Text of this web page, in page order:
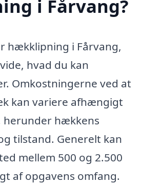
i Fårvang?
hækklipning i Fårvang,
hvad du kan
Omkostningerne ved at
kan variere afhængigt
herunder hækkens
tilstand. Generelt kan
mellem 500 og 2.500
af opgavens omfang.